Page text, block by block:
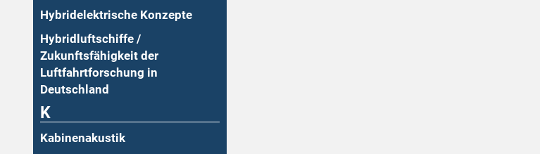
Hybridelektrische Konzepte
Hybridluftschiffe /
Zukunftsfähigkeit der
Luftfahrtforschung in
Deutschland
K
Kabinenakustik